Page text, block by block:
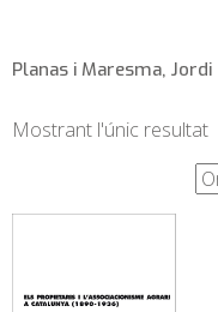
Planas i Maresma, Jordi
Mostrant l'únic resultat